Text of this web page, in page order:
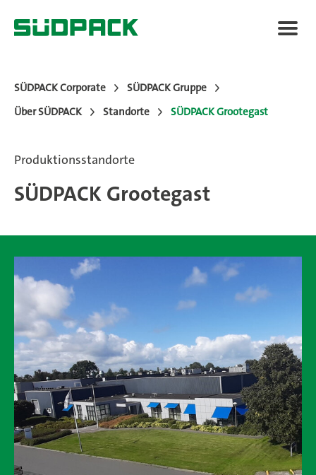
Märkte
Technologie
News
SÜDPACK Gruppe
Food
Medica
Non-Food
SÜDPACK Corporate
SÜDPACK Gruppe
Über SÜDPACK
Standorte SÜDPACK Grootegast
Produktionsstandorte
SÜDPACK Grootegast